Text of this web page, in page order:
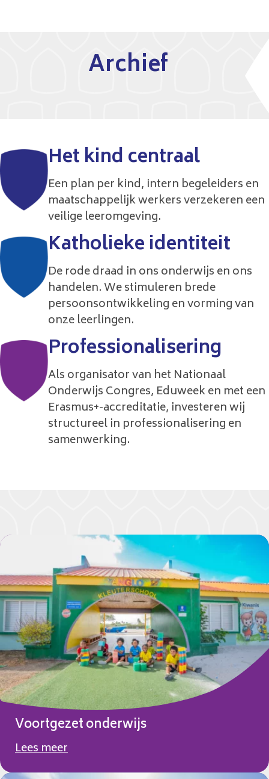
Over SKOA
Werken bij
Onderwijsfilosofie
Scholen
Voortgezet onderwijs
Speciaal onderwijs
Contact
SAS-Login
Inschrijven
Archief
Het kind centraal
Een plan per kind, intern begeleiders en
maatschappelijk werkers verzekeren een
veilige leeromgeving.
Katholieke identiteit
De rode draad in ons onderwijs en ons
handelen. We stimuleren brede
persoonsontwikkeling en vorming van
onze leerlingen.
Professionalisering
Als organisator van het Nationaal
Onderwijs Congres, Eduweek en met een
Erasmus+-accreditatie, investeren wij
structureel in professionalisering en
samenwerking.
Voortgezet onderwijs
Lees meer